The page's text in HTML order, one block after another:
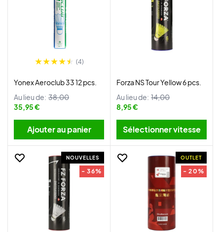
(4)
Yonex Aeroclub 33 12 pcs.
Au lieu de: 38,00
35,95 €
Ajouter au panier
Forza NS Tour Yellow 6 pcs.
Au lieu de: 14,00
8,95 €
Sélectionner vitesse
NOUVELLES
- 36%
OUTLET
- 20%